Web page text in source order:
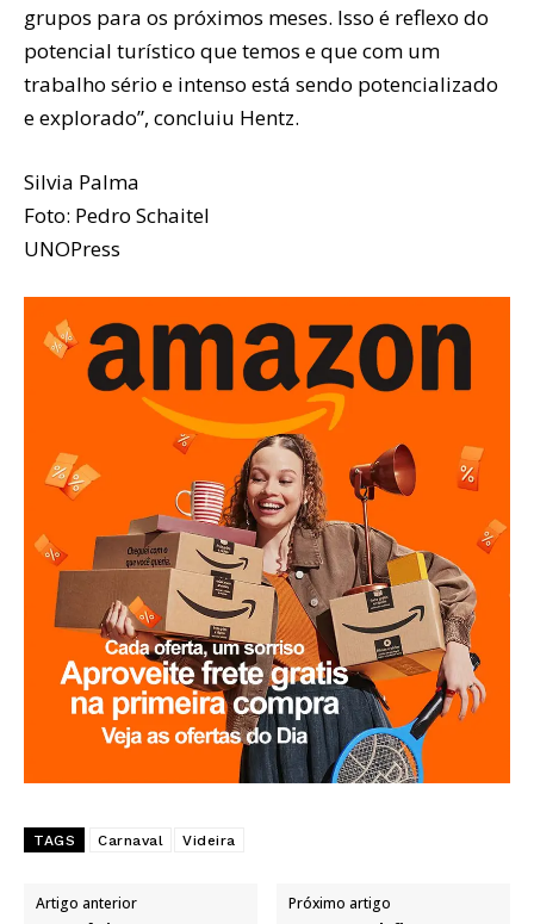
grupos para os próximos meses. Isso é reflexo do
potencial turístico que temos e que com um
trabalho sério e intenso está sendo potencializado
e explorado”, concluiu Hentz.
Silvia Palma
Foto: Pedro Schaitel
UNOPress
TAGS Carnaval Videira
Artigo anterior Próximo artigo